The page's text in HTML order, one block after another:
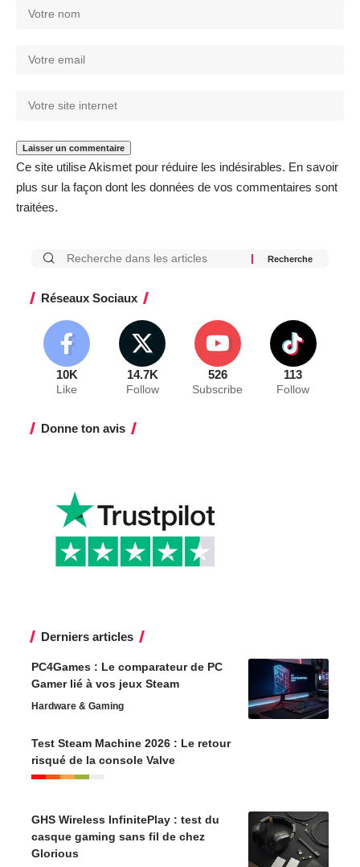
Ce site utilise Akismet pour réduire les indésirables. En savoir
plus sur la façon dont les données de vos commentaires sont
traitées.
Réseaux Sociaux
10K
Like
14.7K
Follow
526
Subscribe
113
Follow
Donne ton avis
Derniers articles
PC4Games : Le comparateur de PC
Gamer lié à vos jeux Steam
Hardware & Gaming
Test Steam Machine 2026 : Le retour
risqué de la console Valve
GHS Wireless InfinitePlay : test du
casque gaming sans fil de chez
Glorious